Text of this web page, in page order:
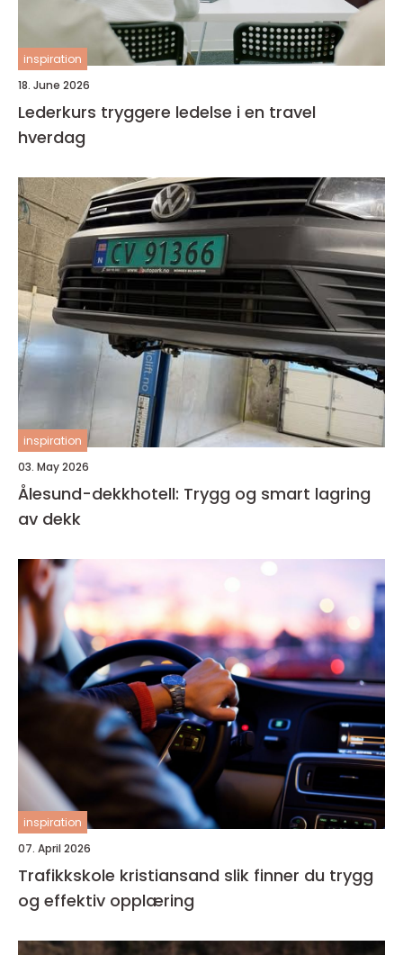
inspiration
18. June 2026
Lederkurs tryggere ledelse i en travel
hverdag
inspiration
03. May 2026
Ålesund-dekkhotell: Trygg og smart lagring
av dekk
inspiration
07. April 2026
Trafikkskole kristiansand slik finner du trygg
og effektiv opplæring